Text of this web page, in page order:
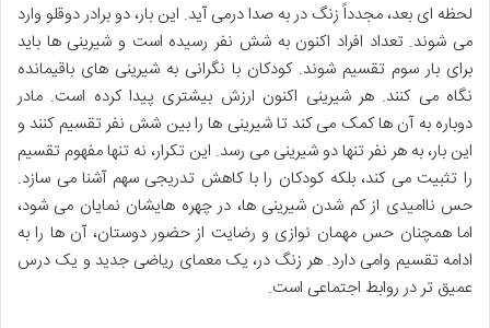
لحظه ای بعد، مجدداً زنگ در به صدا درمی آید. این بار، دو برادر دوقلو وارد
می شوند. تعداد افراد اکنون به شش نفر رسیده است و شیرینی ها باید
برای بار سوم تقسیم شوند. کودکان با نگرانی به شیرینی های باقیمانده
نگاه می کنند. هر شیرینی اکنون ارزش بیشتری پیدا کرده است. مادر
دوباره به آن ها کمک می کند تا شیرینی ها را بین شش نفر تقسیم کنند و
این بار، به هر نفر تنها دو شیرینی می رسد. این تکرار، نه تنها مفهوم تقسیم
را تثبیت می کند، بلکه کودکان را با کاهش تدریجی سهم آشنا می سازد.
حس ناامیدی از کم شدن شیرینی ها، در چهره هایشان نمایان می شود،
اما همچنان حس مهمان نوازی و رضایت از حضور دوستان، آن ها را به
ادامه تقسیم وامی دارد. هر زنگ در، یک معمای ریاضی جدید و یک درس
عمیق تر در روابط اجتماعی است.